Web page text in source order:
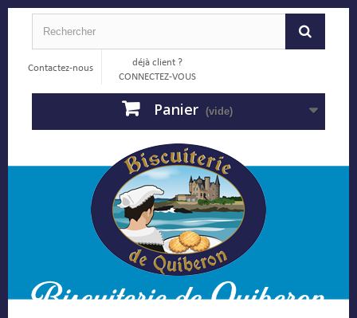
Contactez-nous
déjà client ?
CONNECTEZ-VOUS
Panier (vide)